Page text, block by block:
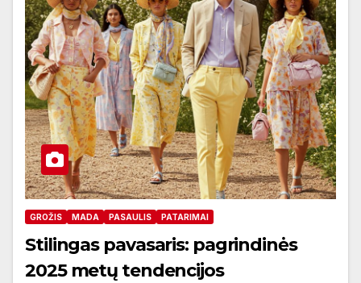
GROŽIS MADA PASAULIS PATARIMAI
Stilingas pavasaris: pagrindinės
2025 metų tendencijos